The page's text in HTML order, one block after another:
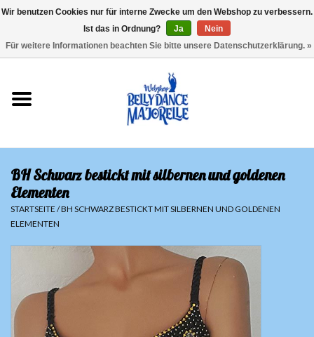
Sale
Sets
Oberteile
Röcke und Hosen
Schleier
BH Schwarz bestickt mit silbernen und goldenen
Elementen
STARTSEITE /BH SCHWARZ BESTICKT MIT SILBERNEN UND GOLDENEN
ELEMENTEN
Wir benutzen Cookies nur für interne Zwecke um den Webshop zu verbessern.
Ist das in Ordnung?
Ja
Nein
Für weitere Informationen beachten Sie bitte unsere Datenschutzerklärung. »